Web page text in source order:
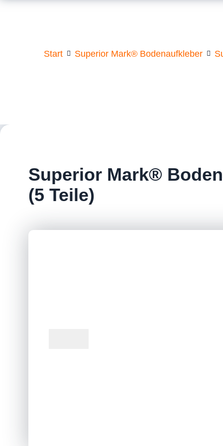
Start Superior Mark® Bodenaufkleber
Superior Mark®
(5 Teile)